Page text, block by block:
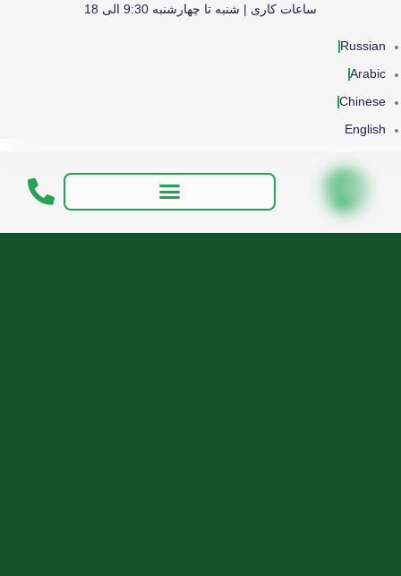
ساعات کاری | شنبه تا چهارشنبه 9:30 الی 18
Russian
Arabic
Chinese
English